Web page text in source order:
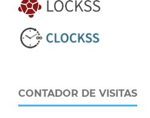
CONTADOR DE VISITAS